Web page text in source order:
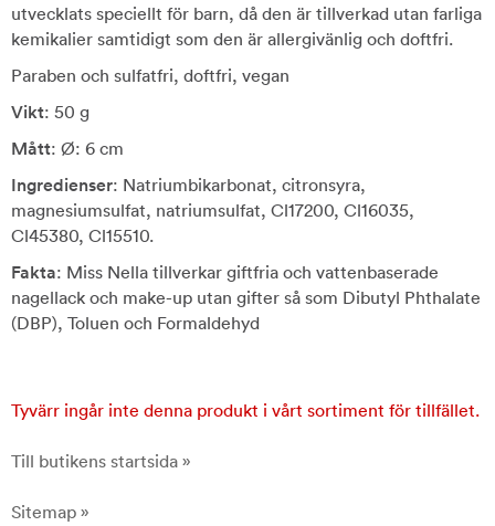
utvecklats speciellt för barn, då den är tillverkad utan farliga
kemikalier samtidigt som den är allergivänlig och doftfri.
Paraben och sulfatfri, doftfri, vegan
Vikt: 50 g
Mått: Ø: 6 cm
Ingredienser: Natriumbikarbonat, citronsyra,
magnesiumsulfat, natriumsulfat, Cl17200, Cl16035,
Cl45380, Cl15510.
Fakta: Miss Nella tillverkar giftfria och vattenbaserade
nagellack och make-up utan gifter så som Dibutyl Phthalate
(DBP), Toluen och Formaldehyd
Tyvärr ingår inte denna produkt i vårt sortiment för tillfället.
Till butikens startsida »
Sitemap »